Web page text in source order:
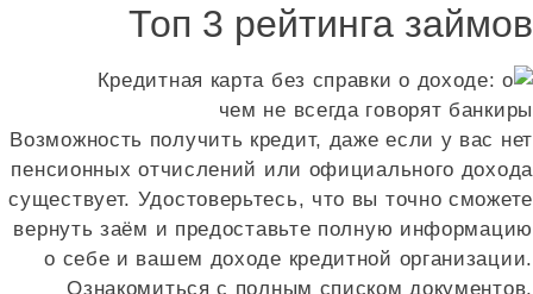
Топ 3 рейтинга займов
Возможность получить кредит, даже если у вас нет
пенсионных отчислений или официального дохода
существует. Удостоверьтесь, что вы точно сможете
вернуть заём и предоставьте полную информацию
о себе и вашем доходе кредитной организации.
Ознакомиться с полным списком документов,